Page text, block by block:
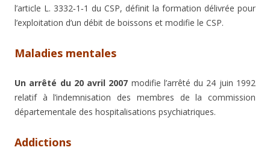
l’article L. 3332‑1‑1 du CSP, définit la formation délivrée pour
l’exploitation d’un débit de boissons et modifie le CSP.
Maladies mentales
Un arrêté du 20 avril 2007 modifie l’arrêté du 24 juin 1992
relatif à l’indemnisation des membres de la commission
départementale des hospitalisations psychiatriques.
Addictions